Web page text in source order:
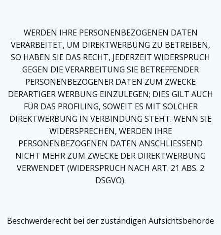
WERDEN IHRE PERSONENBEZOGENEN DATEN
VERARBEITET, UM DIREKTWERBUNG ZU BETREIBEN,
SO HABEN SIE DAS RECHT, JEDERZEIT WIDERSPRUCH
GEGEN DIE VERARBEITUNG SIE BETREFFENDER
PERSONENBEZOGENER DATEN ZUM ZWECKE
DERARTIGER WERBUNG EINZULEGEN; DIES GILT AUCH
FÜR DAS PROFILING, SOWEIT ES MIT SOLCHER
DIREKTWERBUNG IN VERBINDUNG STEHT. WENN SIE
WIDERSPRECHEN, WERDEN IHRE
PERSONENBEZOGENEN DATEN ANSCHLIESSEND
NICHT MEHR ZUM ZWECKE DER DIREKTWERBUNG
VERWENDET (WIDERSPRUCH NACH ART. 21 ABS. 2
DSGVO).
Beschwerde­recht bei der zuständigen Aufsichts­behörde